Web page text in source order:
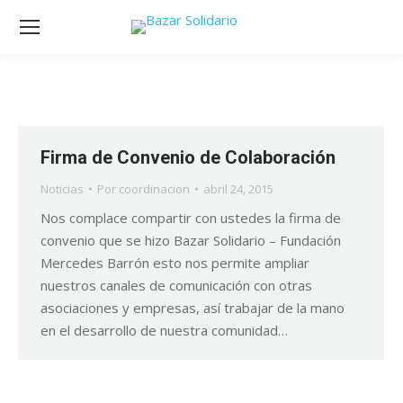
Firma de Convenio de Colaboración
Noticias Por coordinacion abril 24, 2015
Nos complace compartir con ustedes la firma de
convenio que se hizo Bazar Solidario – Fundación
Mercedes Barrón esto nos permite ampliar
nuestros canales de comunicación con otras
asociaciones y empresas, así trabajar de la mano
en el desarrollo de nuestra comunidad…